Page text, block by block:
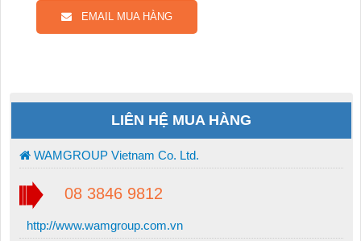
EMAIL MUA HÀNG
LIÊN HỆ MUA HÀNG
WAMGROUP Vietnam Co. Ltd.
08 3846 9812
http://www.wamgroup.com.vn